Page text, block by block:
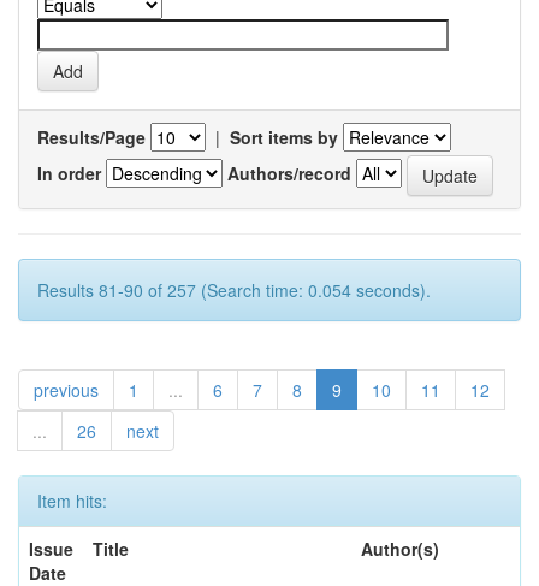
Results/Page | Sort items by
In order
Authors/record
Results 81-90 of 257 (Search time: 0.054 seconds).
previous 1 ... 6 7 8 9 10 11
12
...
26 next
Item hits:
Issue
Date
Title Author(s)